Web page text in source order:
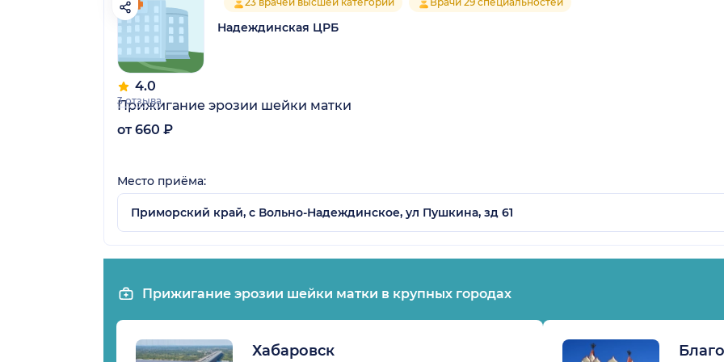
4.0
3 отзыва
Надеждинская ЦРБ
Прижигание эрозии шейки матки
от 660 ₽
Место приёма:
Приморский край, с Вольно-Надеждинское, ул Пушкина, зд 61
Прижигание эрозии шейки матки в крупных городах
Хабаровск